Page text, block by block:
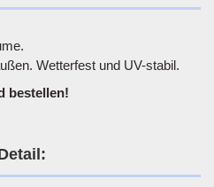
Wetterfest und UV-stabil.
bestellen!